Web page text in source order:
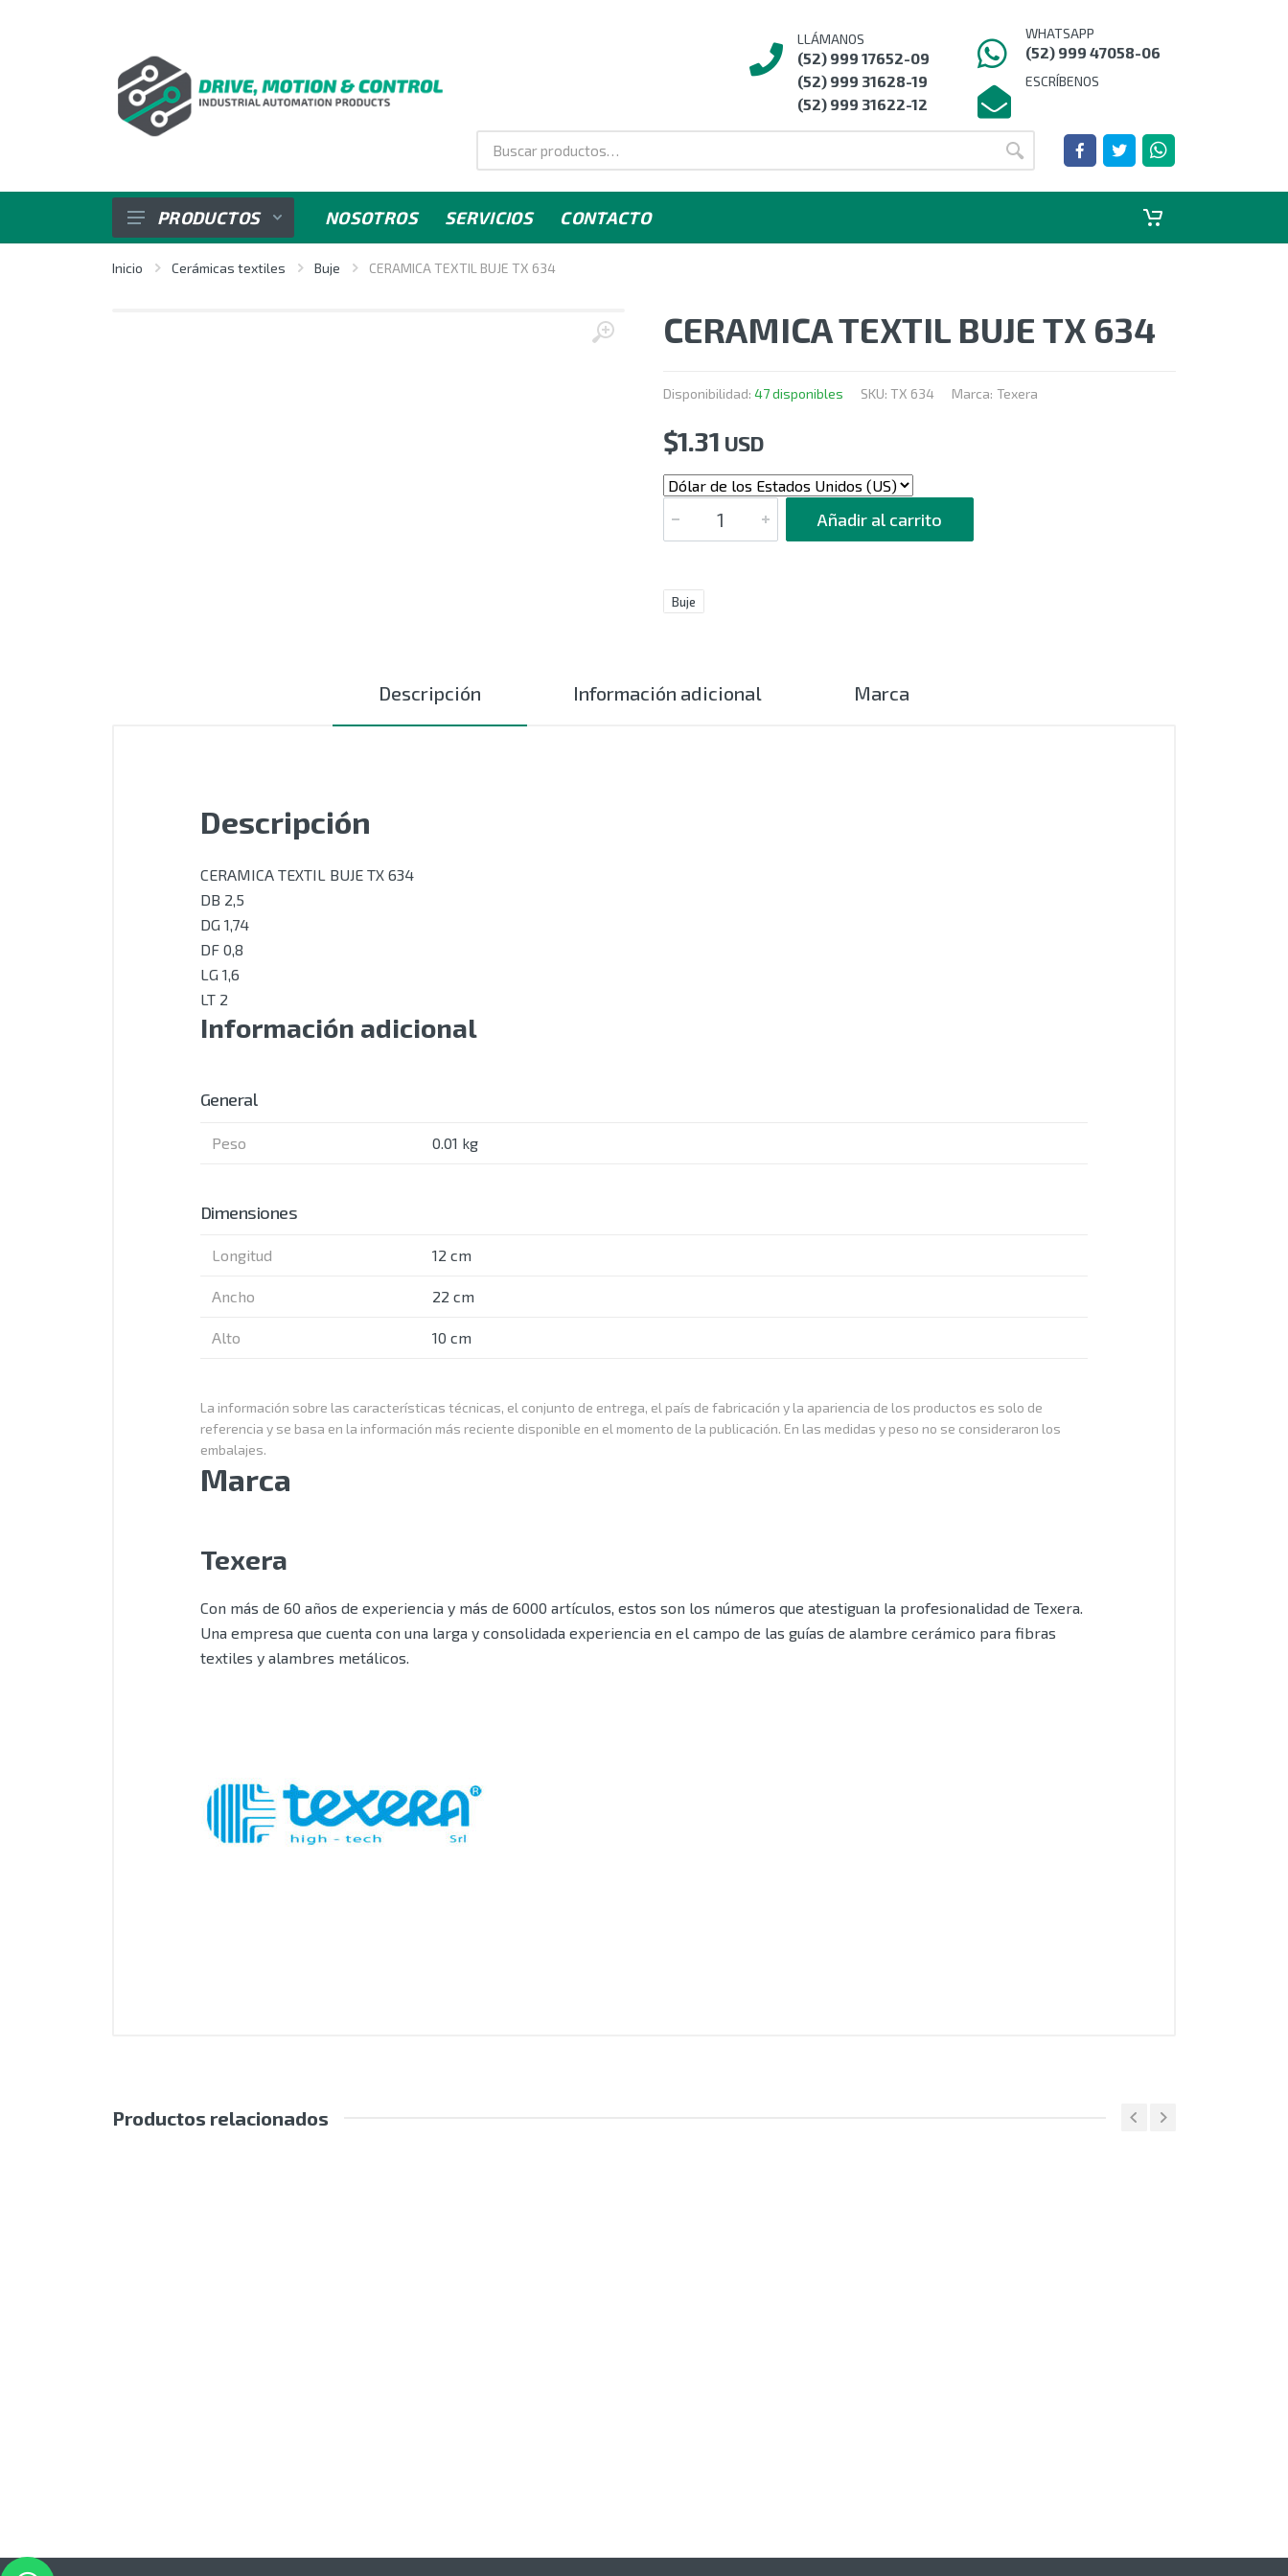
LLÁMANOS
(52) 999 17652-09
(52) 999 31628-19
(52) 999 31622-12
WHATSAPP
(52) 999 47058-06
ESCRÍBENOS
SENSORES
SIN CATEGORIZAR
PRODUCTOS NOSOTROS SERVICIOS CONTACTO
Inicio Cerámicas textiles Buje CERAMICA TEXTIL BUJE TX 634
CERAMICA TEXTIL BUJE TX 634
Disponibilidad: 47 disponibles SKU: TX 634 Marca: Texera
$1.31 USD
CANTIDAD
Añadir al carrito
Buje
Descripción Información adicional Marca
Descripción
CERAMICA TEXTIL BUJE TX 634
DB 2,5
DG 1,74
DF 0,8
LG 1,6
LT 2
Información adicional
General
Peso 0.01 kg
Dimensiones
Longitud 12 cm
Ancho 22 cm
Alto 10 cm
La información sobre las características técnicas, el conjunto de entrega, el país de fabricación y la apariencia de los productos es solo de
referencia y se basa en la información más reciente disponible en el momento de la publicación. En las medidas y peso no se consideraron los
embalajes.
Marca
Texera
Con más de 60 años de experiencia y más de 6000 artículos, estos son los números que atestiguan la profesionalidad de Texera.
Una empresa que cuenta con una larga y consolidada experiencia en el campo de las guías de alambre cerámico para fibras
textiles y alambres metálicos.
Productos relacionados